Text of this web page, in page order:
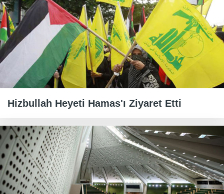
Hizbullah Heyeti Hamas'ı Ziyaret Etti